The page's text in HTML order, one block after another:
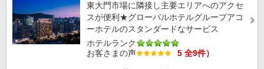
東大門市場に隣接し主要エリアへのアクセ
スが便利★グローバルホテルグループアコ
ーホテルのスタンダードなサービス
ホテルランク
お客さまの声
5 全9件）